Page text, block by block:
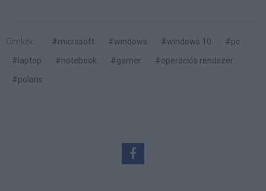
Címkék: #microsoft #windows #windows 10
#pc
#laptop
#notebook #gamer
#operációs rendszer
#polaris